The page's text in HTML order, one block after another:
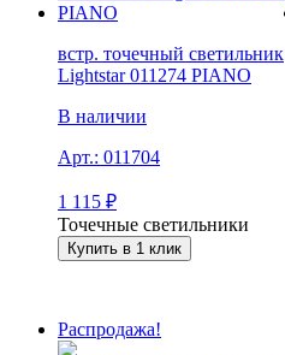
встр. точечный светильник
Lightstar 011274 PIANO
В наличии
Арт.: 011704
1 115 ₽
Точечные светильники
Купить в 1 клик
Распродажа!